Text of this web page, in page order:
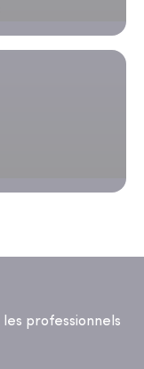
les professionnels